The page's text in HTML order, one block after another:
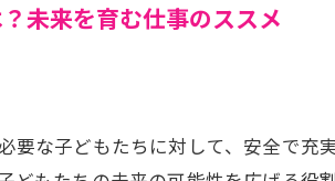
未来を育む仕事のススメ
要な子どもたちに対して、安全で